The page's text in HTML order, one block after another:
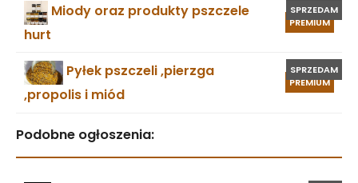
PREMIUM
SPRZEDAM
Miody oraz produkty pszczele
hurt
PREMIUM
SPRZEDAM
Pyłek pszczeli ,pierzga
,propolis i miód
Podobne ogłoszenia: